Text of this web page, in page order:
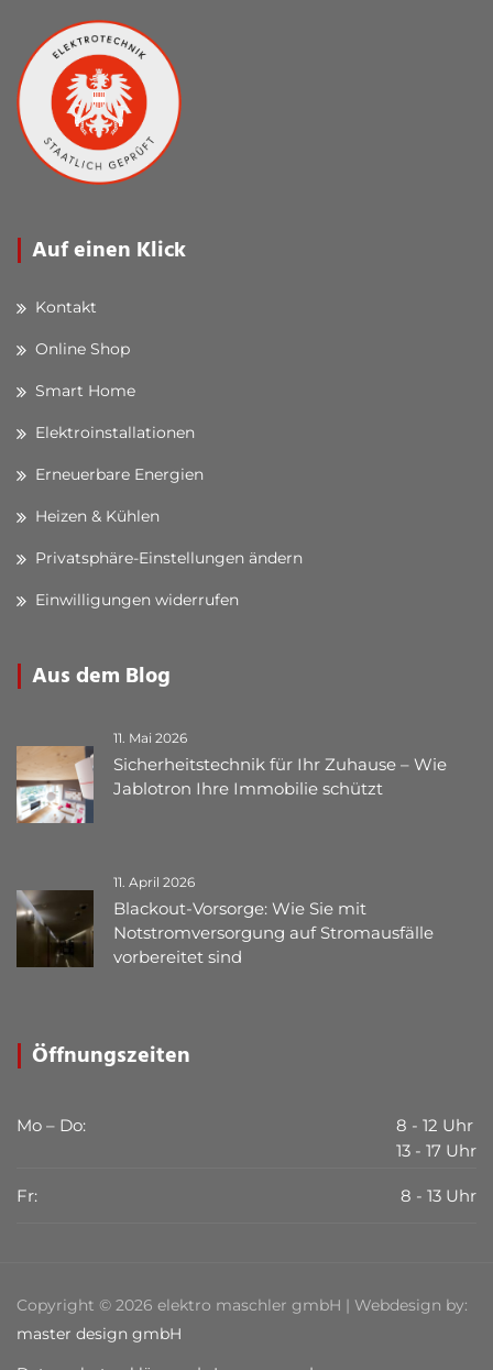
Auf einen Klick
Kontakt
Online Shop
Smart Home
Elektroinstallationen
Erneuerbare Energien
Heizen & Kühlen
Privatsphäre-Einstellungen ändern
Einwilligungen widerrufen
Aus dem Blog
11. Mai 2026
Sicherheitstechnik für Ihr Zuhause – Wie
Jablotron Ihre Immobilie schützt
11. April 2026
Blackout-Vorsorge: Wie Sie mit
Notstromversorgung auf Stromausfälle
vorbereitet sind
Öffnungszeiten
Mo – Do:
8 - 12 Uhr
13 - 17 Uhr
Fr: 8 - 13 Uhr
Copyright © 2026 elektro maschler gmbH | Webdesign by:
master design gmbH